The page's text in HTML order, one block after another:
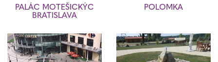
PALÁC MOTEŠICKÝC
BRATISLAVA
POLOMKA